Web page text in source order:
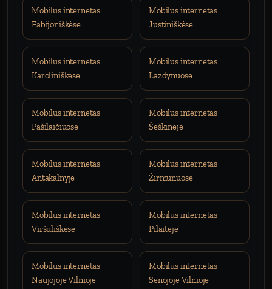
Mobilus internetas
Fabijoniškėse
Mobilus internetas
Justiniškėse
Mobilus internetas
Karoliniškėse
Mobilus internetas
Lazdynuose
Mobilus internetas
Pašilaičiuose
Mobilus internetas
Šeškinėje
Mobilus internetas
Antakalnyje
Mobilus internetas
Žirmūnuose
Mobilus internetas
Viršuliškėse
Mobilus internetas
Pilaitėje
Mobilus internetas
Naujojoje Vilnioje
Mobilus internetas
Senojoje Vilnioje